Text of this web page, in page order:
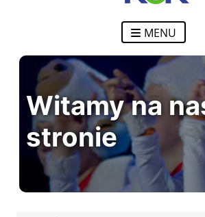
MENU
Witamy na
stronie